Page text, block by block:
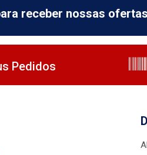
receber nossas
Pedidos